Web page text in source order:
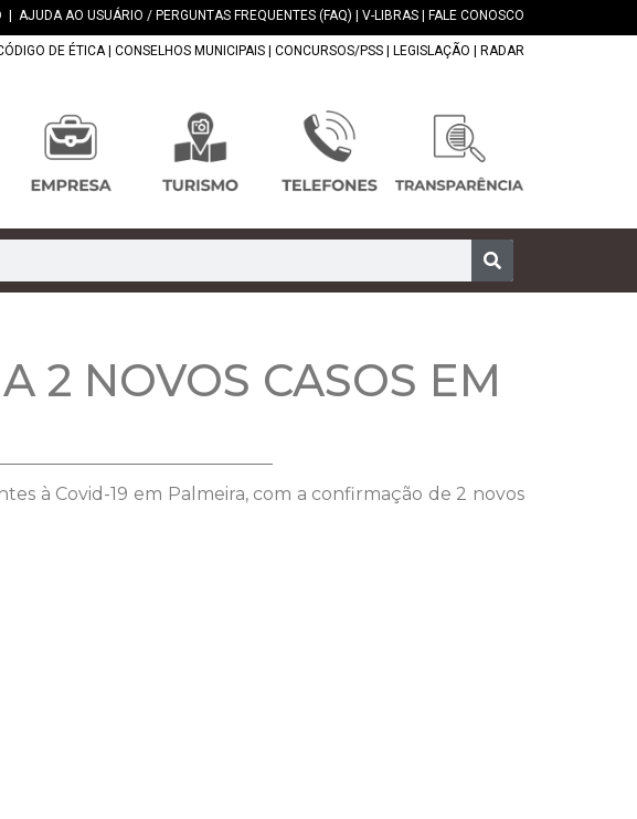
AJUDA AO USUÁRIO / PERGUNTAS FREQUENTES (FAQ) V-LIBRAS FALE CONOSCO
DE ÉTICA| CONSELHOS MUNICIPAIS CONCURSOS/PSS LEGISLAÇÃO RADAR
2 NOVOS CASOS EM
à Covid-19 em Palmeira, com a confirmação de 2 novos